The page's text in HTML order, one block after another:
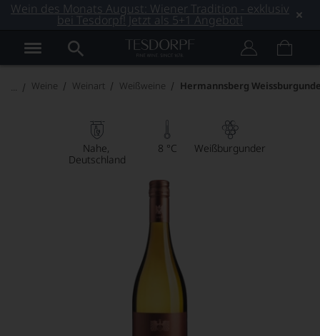
Wein des Monats August: Wiener Tradition - exklusiv
bei Tesdorpf! Jetzt als 5+1 Angebot!
Weine Weinart Weißweine Hermannsberg
Nahe
Deutschland
8 °C Weißburgunder